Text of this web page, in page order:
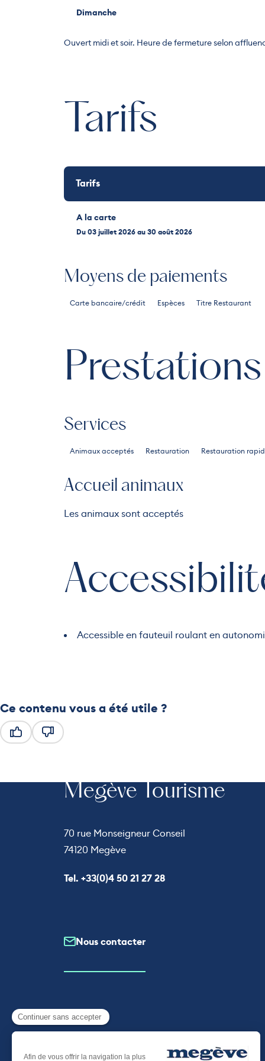
Dimanche
Ouvert midi et soir. Heure de fermeture selon
Dimanche
Tarifs
Tarifs
A la carte
Du 03 juillet 2026 au 30 août 2026
Moyens de paiements
Carte bancaire/crédit Espèces Titre Restaurant
Prestations
Services
Animaux acceptés Restauration Restauration
Accueil animaux
Les animaux sont acceptés
Accessible en fauteuil roulant en
Ce contenu vous a été utile ?
Megève Tourisme
70 rue Monseigneur Conseil
74120 Megève
Appeler le
Tel. +33(0)4 50 21 27 28
Nous contacter